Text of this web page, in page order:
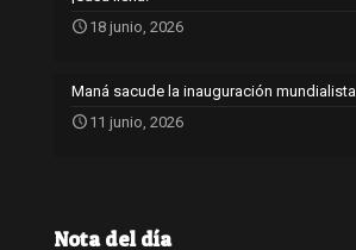
18 junio, 2026
Maná sacude la inauguración mundialista
11 junio, 2026
Nota del día